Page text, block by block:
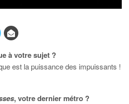
à votre sujet ?
est la puissance des impuissants !
, votre dernier métro ?